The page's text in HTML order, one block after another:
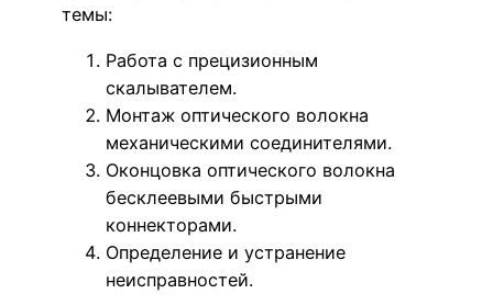
темы:
Работа с прецизионным
скалывателем.
Монтаж оптического волокна
механическими соединителями.
Оконцовка оптического волокна
бесклеевыми быстрыми
коннекторами.
Определение и устранение
неисправностей.